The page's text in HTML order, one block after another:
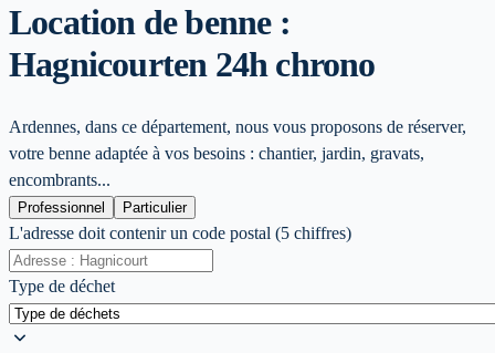
Location de benne :
Hagnicourten 24h chrono
Ardennes, dans ce département, nous vous proposons de réserver,
votre benne adaptée à vos besoins : chantier, jardin, gravats,
encombrants...
Professionnel Particulier
L'adresse doit contenir un code postal (5 chiffres)
Type de déchet